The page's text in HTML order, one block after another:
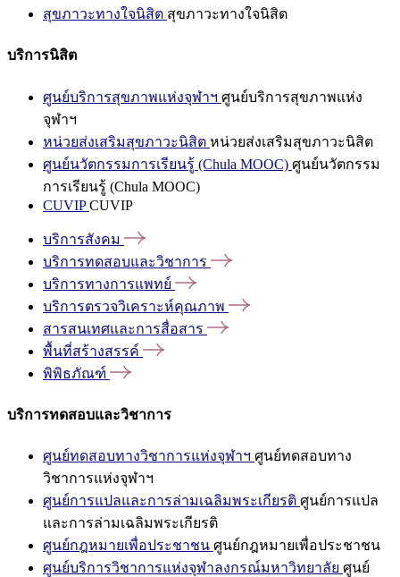
สุขภาวะทางใจนิสิต สุขภาวะทางใจนิสิต
บริการนิสิต
ศูนย์บริการสุขภาพแห่งจุฬาฯ ศูนย์บริการสุขภาพแห่ง
จุฬาฯ
หน่วยส่งเสริมสุขภาวะนิสิต หน่วยส่งเสริมสุขภาวะนิสิต
ศูนย์นวัตกรรมการเรียนรู้ (Chula MOOC) ศูนย์นวัตกรรม
การเรียนรู้ (Chula MOOC)
CUVIPCUVIP
บริการสังคม
บริการทดสอบและวิชาการ
บริการทางการแพทย์
บริการตรวจวิเคราะห์คุณภาพ
สารสนเทศและการสื่อสาร
พื้นที่สร้างสรรค์
พิพิธภัณฑ์
บริการทดสอบและวิชาการ
ศูนย์ทดสอบทางวิชาการแห่งจุฬาฯ ศูนย์ทดสอบทาง
วิชาการแห่งจุฬาฯ
ศูนย์การแปลและการล่ามเฉลิมพระเกียรติ ศูนย์การแปล
และการล่ามเฉลิมพระเกียรติ
ศูนย์กฎหมายเพื่อประชาชน ศูนย์กฎหมายเพื่อประชาชน
ศูนย์บริการวิชาการแห่งจุฬาลงกรณ์มหาวิทยาลัย ศูนย์